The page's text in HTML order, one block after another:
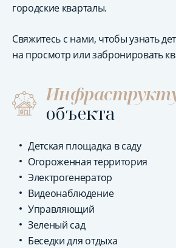
городские кварталы.
Свяжитесь с нами, чтобы узнать
на просмотр или забронировать
объекта
Детская площадка в саду
Огороженная территория
Электрогенератор
Видеонаблюдение
Управляющий
Зеленый сад
Беседки для отдыха